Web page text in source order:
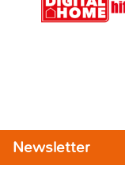
Newsletter